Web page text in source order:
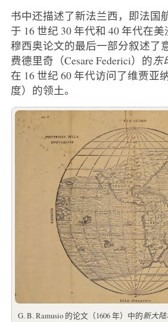
书中还描述了新法兰西，即法国
于 16 世纪 30 年代和 40 年代在
穆西奥论文的最后一部分叙述了
费德里奇（Cesare Federici）的东
在 16 世纪 60 年代访问了维贾亚
度）的领土。
G. B. Ramusio 的论文（1606 年）中的新大